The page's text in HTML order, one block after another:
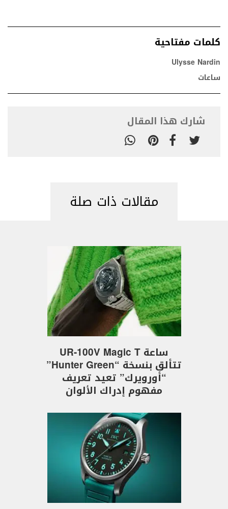
كلمات مفتاحية
Ulysse Nardin
ساعات
شارك هذا المقال
مقالات ذات صلة
ساعة UR-100V Magic T
تتألق بنسخة “Hunter Green”
“أورويرك” تعيد تعريف
مفهوم إدراك الألوان